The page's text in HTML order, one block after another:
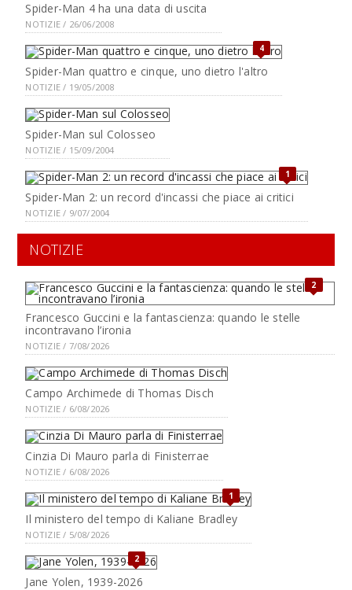
Spider-Man 4 ha una data di uscita
NOTIZIE / 26/06/2008
4
Spider-Man quattro e cinque, uno dietro l'altro
NOTIZIE / 19/05/2008
Spider-Man sul Colosseo
NOTIZIE / 15/09/2004
1
Spider-Man 2: un record d'incassi che piace ai critici
NOTIZIE / 9/07/2004
NOTIZIE
2
Francesco Guccini e la fantascienza: quando le stelle
incontravano l’ironia
NOTIZIE / 7/08/2026
Campo Archimede di Thomas Disch
NOTIZIE / 6/08/2026
Cinzia Di Mauro parla di Finisterrae
NOTIZIE / 6/08/2026
1
Il ministero del tempo di Kaliane Bradley
NOTIZIE / 5/08/2026
2
Jane Yolen, 1939-2026